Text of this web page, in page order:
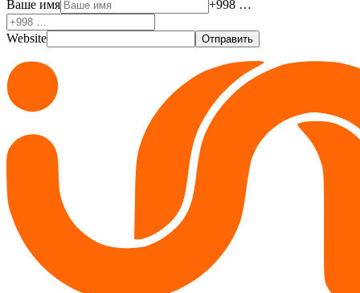
Ваше имя +998 …
Website Отправить